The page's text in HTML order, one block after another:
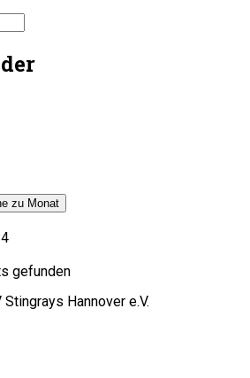
zu Monat
gefunden
Hannover e.V.